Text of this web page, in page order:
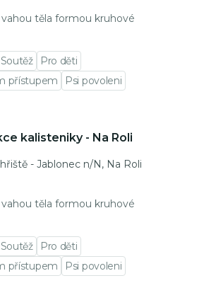
vahou těla formou kruhové
Pro děti
přístupem
Psi povoleni
kalisteniky - Na Roli
- Jablonec n/N, Na Roli
vahou těla formou kruhové
Pro děti
přístupem
Psi povoleni